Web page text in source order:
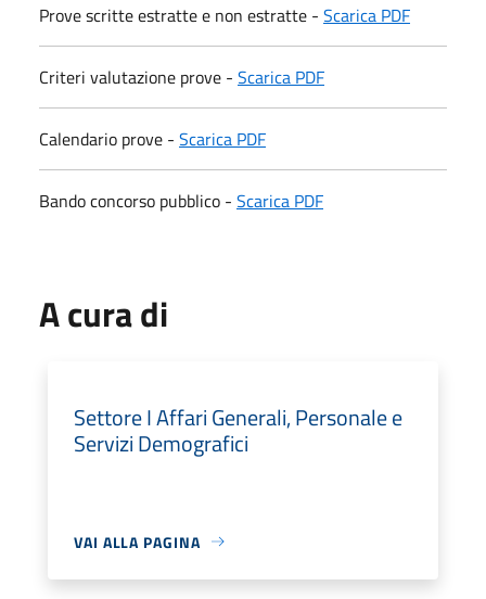
Prove scritte estratte e non estratte - Scarica PDF
Criteri valutazione prove - Scarica PDF
Calendario prove - Scarica PDF
Bando concorso pubblico - Scarica PDF
A cura di
Settore I Affari Generali, Personale e
Servizi Demografici
VAI ALLA PAGINA